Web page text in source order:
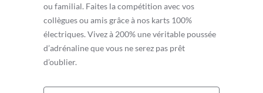
ou familial. Faites la compétition avec vos
collègues ou amis grâce à nos karts 100%
électriques. Vivez à 200% une véritable poussée
d’adrénaline que vous ne serez pas prêt
d’oublier.